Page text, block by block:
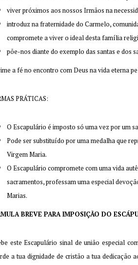
viver próximos aos nossos Irmãos na
introduz na fraternidade do Carmelo,
compromete a viver o ideal desta família
põe-nos diante do exemplo das santas e dos
a fé no encontro com Deus na vida eterna
PRÁTICAS:
O Escapulário é imposto só uma vez por um
Pode ser substituído por uma medalha que
Virgem Maria.
O Escapulário compromete com uma vida
sacramentos, professam uma especial
Marias.
BREVE PARA IMPOSIÇÃO DO
este Escapulário sinal de união especial
a tua dignidade de cristão a tua dedicação